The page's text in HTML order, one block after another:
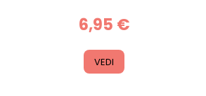
6,95 €
VEDI